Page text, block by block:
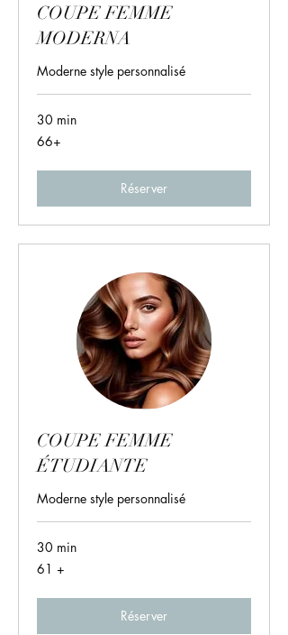
COUPE FEMME
MODERNA
Moderne style personnalisé
30 min
66+
66+
Réserver
COUPE FEMME
ÉTUDIANTE
Moderne style personnalisé
30 min
61
+
61 +
Réserver